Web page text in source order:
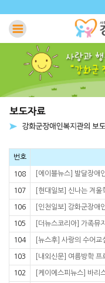
번호
108 [에이블뉴스] 발달장애
107 [현대일보] 신나는 겨
106 [인천일보] 강화군장애
105 [더뉴스코리아] 가족뮤
104 [뉴스후] 사랑의 수어교
103 [내외신문] 여름방학 프
102 [케이에스피뉴스] 바리